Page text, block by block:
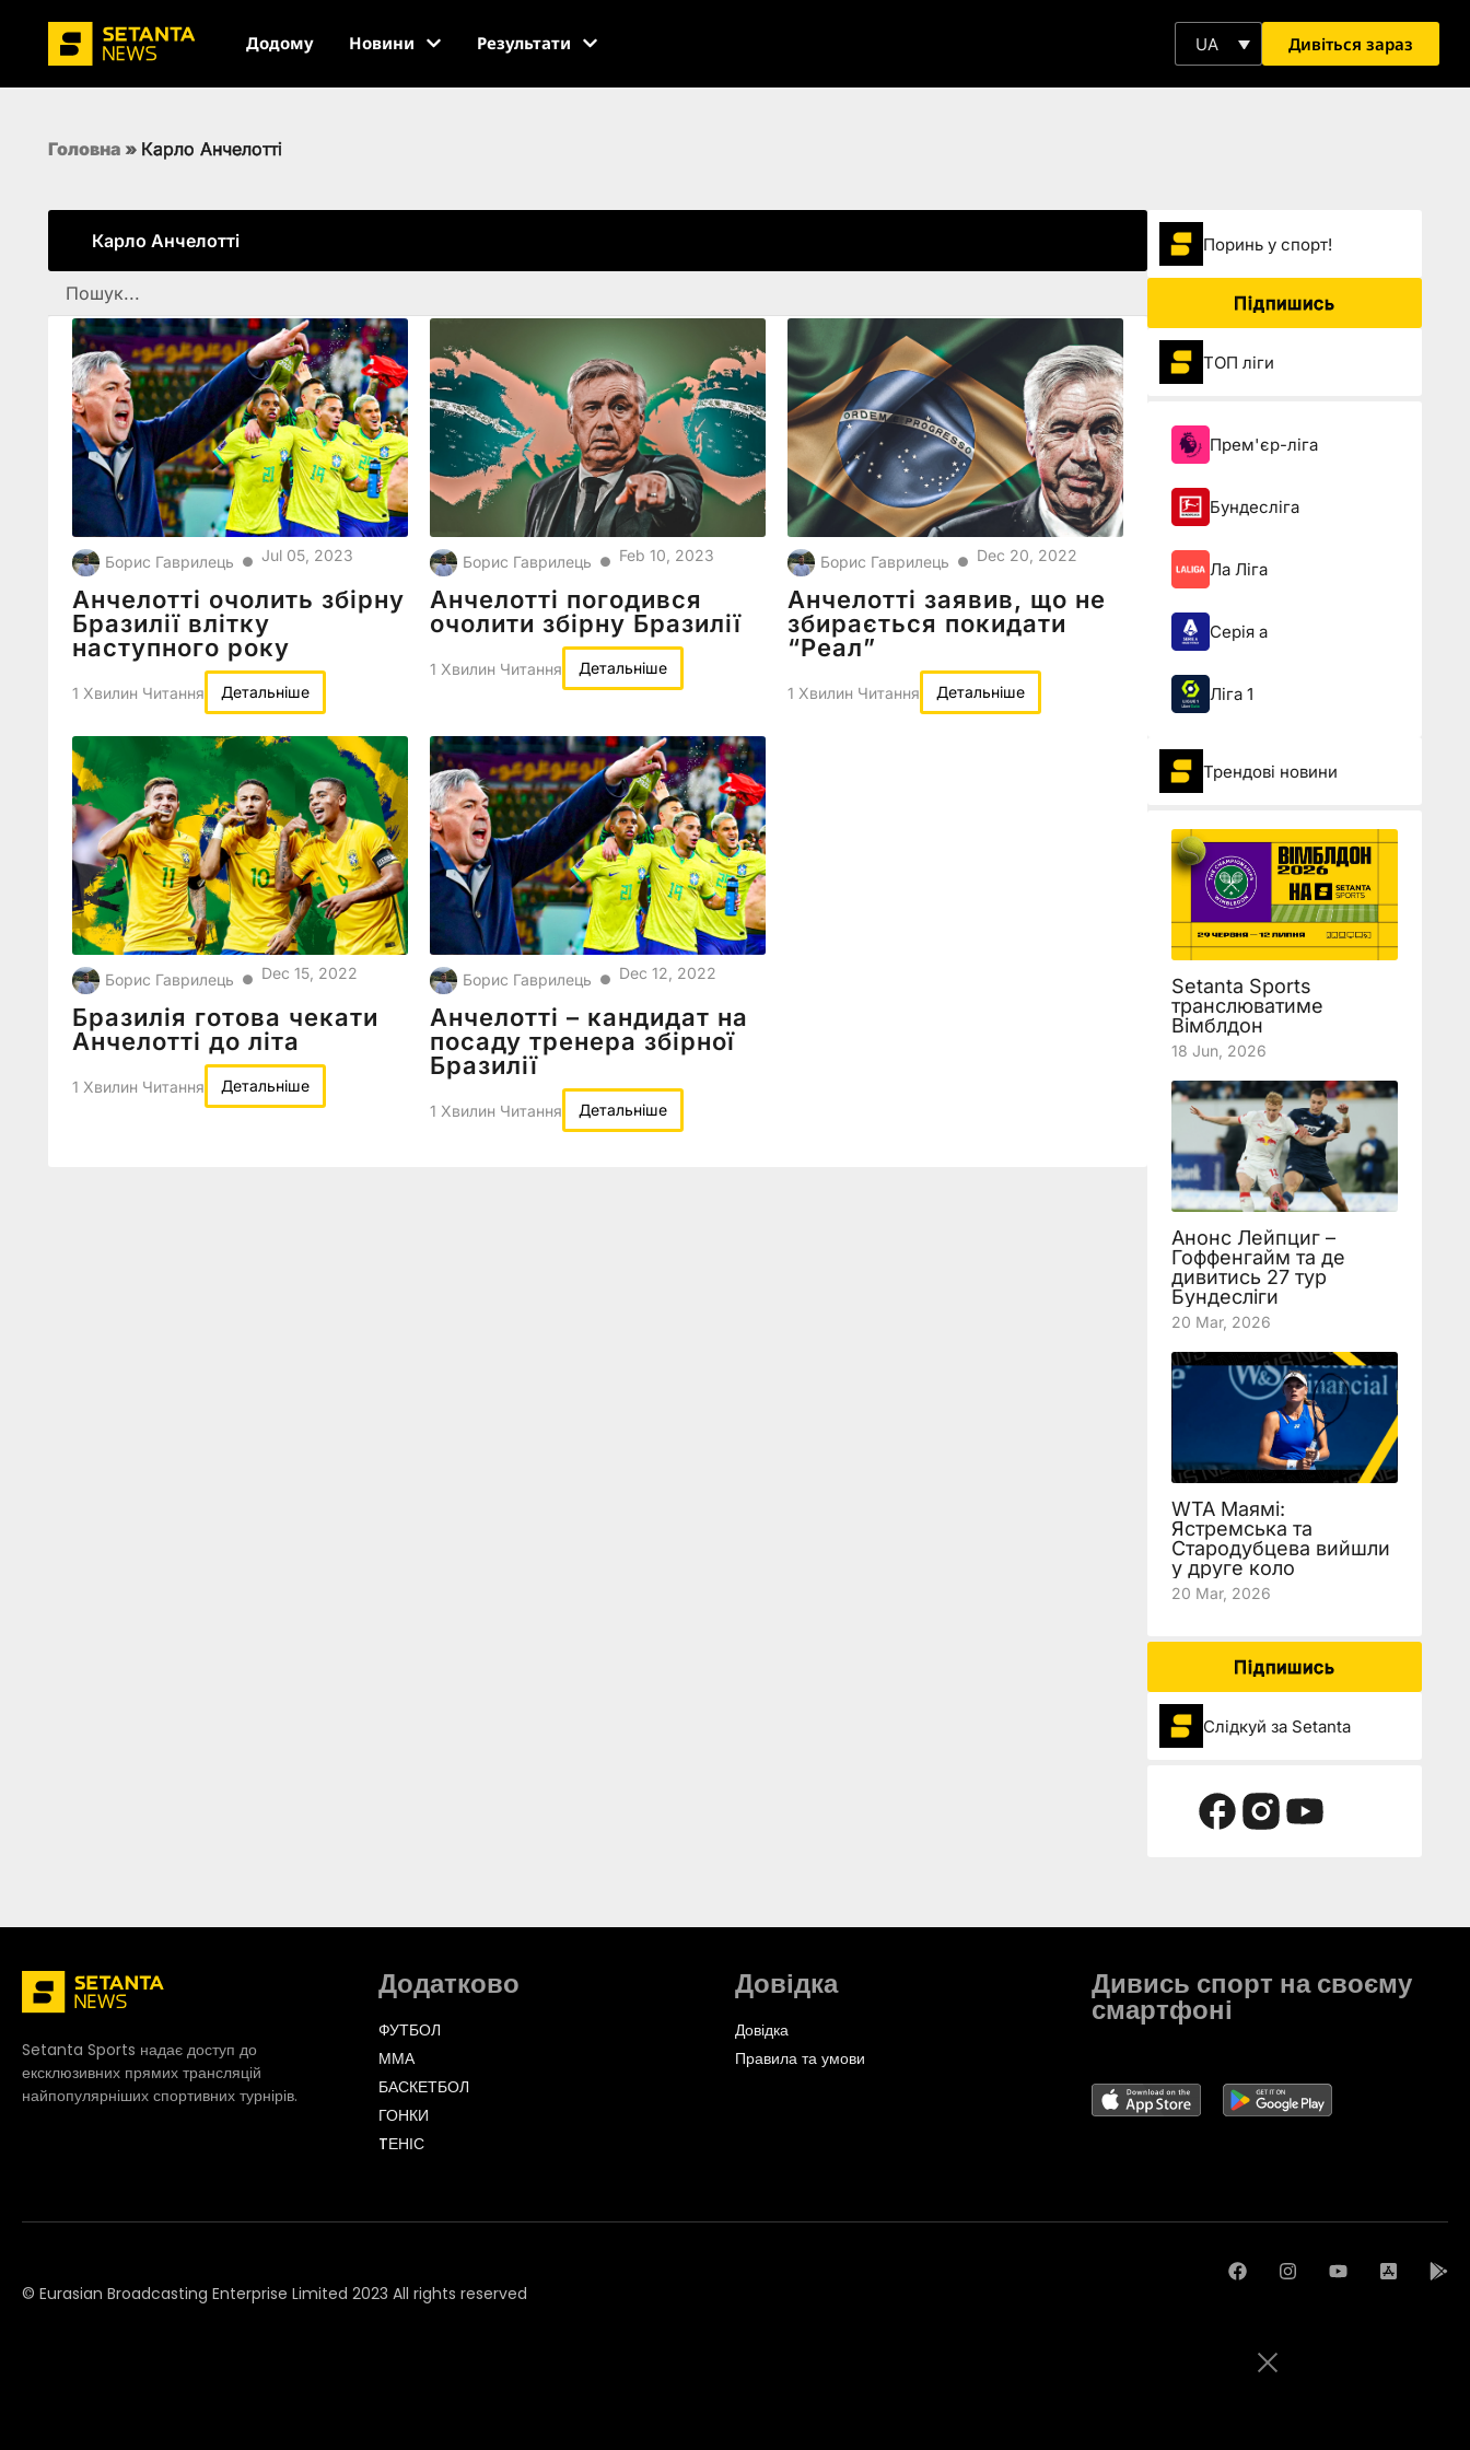
Додому Новини Результати UA Дивіться зараз
Головна » Карло Анчелотті
Карло Анчелотті
Борис Гаврилець ● Jul 05, 2023
Анчелотті очолить збірну
Бразилії влітку
наступного року
1 Хвилин Читання Детальніше
Борис Гаврилець ● Feb 10, 2023
Анчелотті погодився
очолити збірну Бразилії
1 Хвилин Читання Детальніше
Борис Гаврилець ● Dec 20, 2022
Анчелотті заявив, що не
збирається покидати
“Реал”
1 Хвилин Читання Детальніше
Борис Гаврилець ● Dec 15, 2022
Бразилія готова чекати
Анчелотті до літа
1 Хвилин Читання Детальніше
Борис Гаврилець ● Dec 12, 2022
Анчелотті – кандидат на
посаду тренера збірної
Бразилії
1 Хвилин Читання Детальніше
Поринь у спорт!
Підпишись
ТОП ліги
Прем'єр-ліга
Бундесліга
Ла Ліга
Серія а
Ліга 1
Трендові новини
Setanta Sports
транслюватиме
Вімблдон
18 Jun, 2026
Анонс Лейпциг –
Гоффенгайм та де
дивитись 27 тур
Бундесліги
20 Mar, 2026
WTA Маямі:
Ястремська та
Стародубцева вийшли
у друге коло
20 Mar, 2026
Підпишись
Слідкуй за Setanta
Setanta Sports надає доступ до
ексклюзивних прямих трансляцій
найпопулярніших спортивних турнірів.
Додатково
ФУТБОЛ
ММА
БАСКЕТБОЛ
ГОНКИ
TЕНІС
Довідка
Довідка
Правила та умови
Дивись спорт на своєму
смартфоні
© Eurasian Broadcasting Enterprise Limited 2023 All rights reserved